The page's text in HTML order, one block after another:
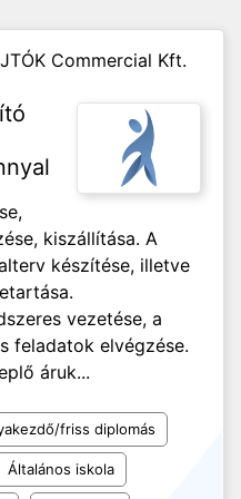
Commercial Kft.
kiszállítása. A
készítése, illetve
vezetése, a
feladatok elvégzése.
áruk...
friss diplomás
Általános iskola